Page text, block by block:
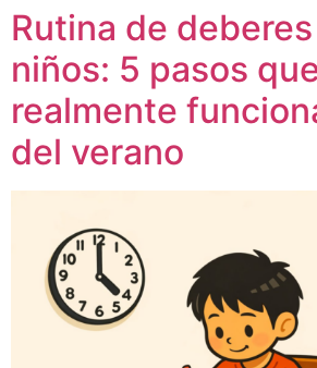
Rutina de
niños: 5 pasos
realmente
del verano